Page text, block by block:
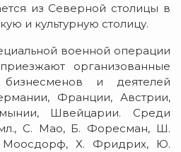
из Северной столицы в
и культурную столицу.
военной операции
организованные
и деятелей
Франции, Австрии,
Швейцарии. Среди
С. Мао, Б. Форесман, Ш.
Х. Фридрих, Ю.